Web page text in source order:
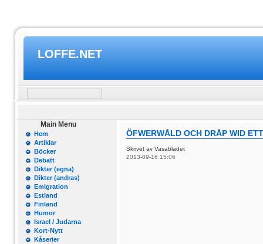
LOFFE.NET
Main Menu
Hem
Artiklar
Böcker
Debatt
Dikter (egna)
Dikter (andras)
Emigration
Estland
Finland
Humor
Israel / Judarna
Kort-Nytt
Kåserier
ÖFWERWÅLD OCH DRÅP WID
Skrivet av Vasabladet
2013-09-16 15:06